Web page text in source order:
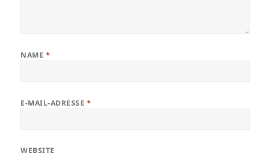
NAME *
E-MAIL-ADRESSE *
WEBSITE